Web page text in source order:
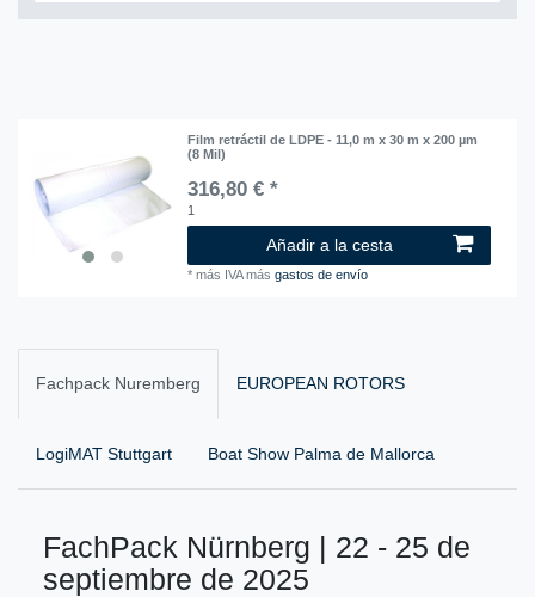
Film retráctil de LDPE - 11,0 m x 30 m x 200 µm
(8 Mil)
316,80 € *
1
Añadir a la cesta
*más IVAmásgastos de envío
Fachpack Nuremberg EUROPEAN ROTORS
LogiMAT Stuttgart Boat Show Palma de Mallorca
FachPack Nürnberg | 22 - 25 de
septiembre de 2025